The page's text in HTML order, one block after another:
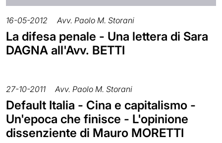
16-05-2012 Avv. Paolo M. Storani
La difesa penale - Una lettera di Sara
DAGNA all'Avv. BETTI
27-10-2011 Avv. Paolo M. Storani
Default Italia - Cina e capitalismo -
Un'epoca che finisce - L'opinione
dissenziente di Mauro MORETTI